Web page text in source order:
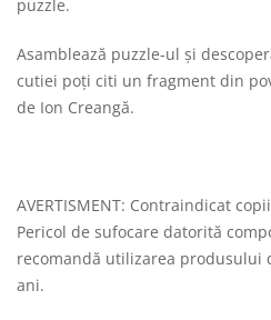
puzzle.
Asamblează puzzle-ul și
cutiei poți citi un fragment din
de Ion Creangă.
AVERTISMENT: Contraindicat
Pericol de sufocare datorită
recomandă utilizarea produsului
ani.